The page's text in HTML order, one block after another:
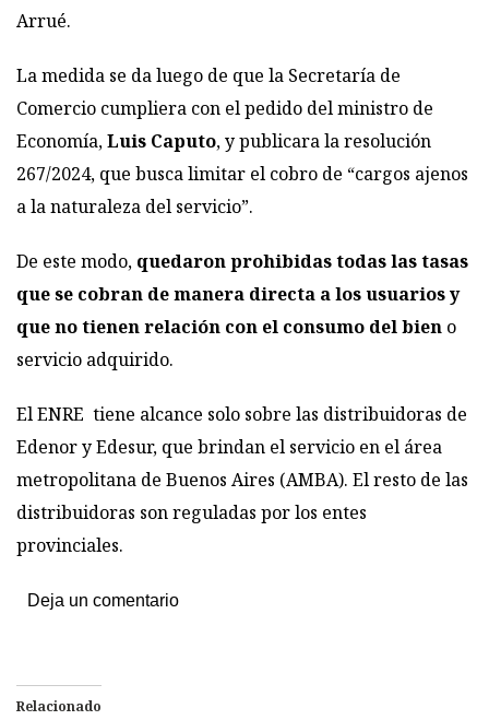
Arrué.
La medida se da luego de que la Secretaría de
Comercio cumpliera con el pedido del ministro de
Economía,Luis Caputo, y publicara la resolución
267/2024, que busca limitar el cobro de “cargos ajenos
a la naturaleza del servicio”.
De este modo, quedaron prohibidas todas las tasas
que se cobran de manera directa a los usuarios y
que no tienen relación con el consumo del bien o
servicio adquirido.
El ENRE tiene alcance solo sobre las distribuidoras de
Edenor y Edesur, que brindan el servicio en el área
metropolitana de Buenos Aires (AMBA). El resto de las
distribuidoras son reguladas por los entes
provinciales.
Deja un comentario
Relacionado